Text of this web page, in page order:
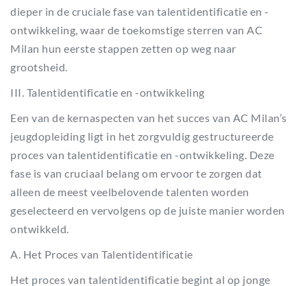
dieper in de cruciale fase van talentidentificatie en -
ontwikkeling, waar de toekomstige sterren van AC
Milan hun eerste stappen zetten op weg naar
grootsheid.
III. Talentidentificatie en -ontwikkeling
Een van de kernaspecten van het succes van AC Milan’s
jeugdopleiding ligt in het zorgvuldig gestructureerde
proces van talentidentificatie en -ontwikkeling. Deze
fase is van cruciaal belang om ervoor te zorgen dat
alleen de meest veelbelovende talenten worden
geselecteerd en vervolgens op de juiste manier worden
ontwikkeld.
A. Het Proces van Talentidentificatie
Het proces van talentidentificatie begint al op jonge